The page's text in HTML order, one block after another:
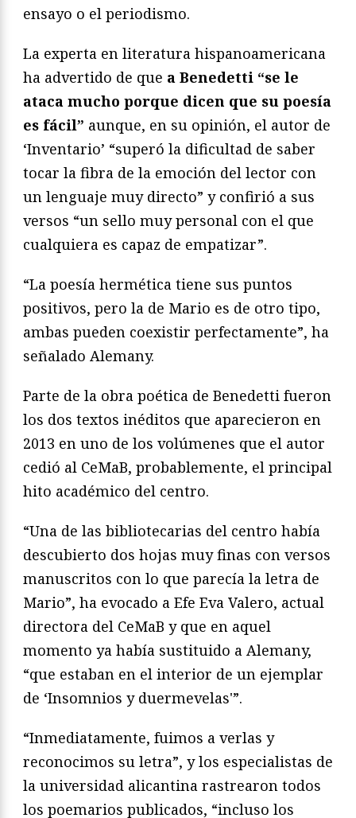
ensayo o el periodismo.
La experta en literatura hispanoamericana
ha advertido de que a Benedetti “se le
ataca mucho porque dicen que su poesía
es fácil” aunque, en su opinión, el autor de
‘Inventario’ “superó la dificultad de saber
tocar la fibra de la emoción del lector con
un lenguaje muy directo” y confirió a sus
versos “un sello muy personal con el que
cualquiera es capaz de empatizar”.
“La poesía hermética tiene sus puntos
positivos, pero la de Mario es de otro tipo,
ambas pueden coexistir perfectamente”, ha
señalado Alemany.
Parte de la obra poética de Benedetti fueron
los dos textos inéditos que aparecieron en
2013 en uno de los volúmenes que el autor
cedió al CeMaB, probablemente, el principal
hito académico del centro.
“Una de las bibliotecarias del centro había
descubierto dos hojas muy finas con versos
manuscritos con lo que parecía la letra de
Mario”, ha evocado a Efe Eva Valero, actual
directora del CeMaB y que en aquel
momento ya había sustituido a Alemany,
“que estaban en el interior de un ejemplar
de ‘Insomnios y duermevelas'”.
“Inmediatamente, fuimos a verlas y
reconocimos su letra”, y los especialistas de
la universidad alicantina rastrearon todos
los poemarios publicados, “incluso los